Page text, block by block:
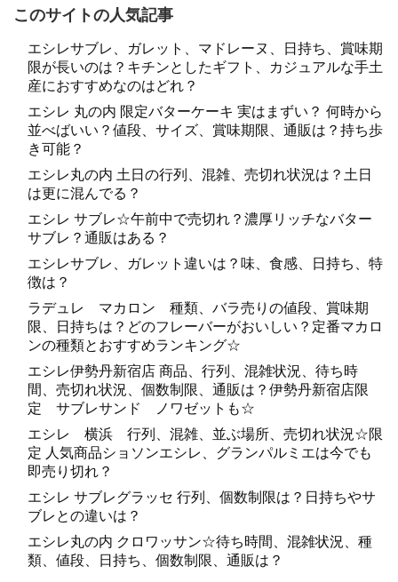
このサイトの人気記事
エシレサブレ、ガレット、マドレーヌ、日持ち、賞味期
限が長いのは？キチンとしたギフト、カジュアルな手土
産におすすめなのはどれ？
エシレ 丸の内 限定バターケーキ 実はまずい？ 何時から
並べばいい？値段、サイズ、賞味期限、通販は？持ち歩
き可能？
エシレ丸の内 土日の行列、混雑、売切れ状況は？土日
は更に混んでる？
エシレ サブレ☆午前中で売切れ？濃厚リッチなバター
サブレ？通販はある？
エシレサブレ、ガレット違いは？味、食感、日持ち、特
徴は？
ラデュレ マカロン 種類、バラ売りの値段、賞味期
限、日持ちは？どのフレーバーがおいしい？定番マカロ
ンの種類とおすすめランキング☆
エシレ伊勢丹新宿店 商品、行列、混雑状況、待ち時
間、売切れ状況、個数制限、通販は？伊勢丹新宿店限
定 サブレサンド ノワゼットも☆
エシレ 横浜 行列、混雑、並ぶ場所、売切れ状況☆限
定 人気商品ショソンエシレ、グランパルミエは今でも
即売り切れ？
エシレ サブレグラッセ 行列、個数制限は？日持ちやサ
ブレとの違いは？
エシレ丸の内 クロワッサン☆待ち時間、混雑状況、種
類、値段、日持ち、個数制限、通販は？